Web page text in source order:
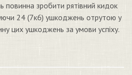
повинна зробити рятівний кидок
24 (7к6) ушкоджень отрутою у
цих ушкоджень за умови успіху.